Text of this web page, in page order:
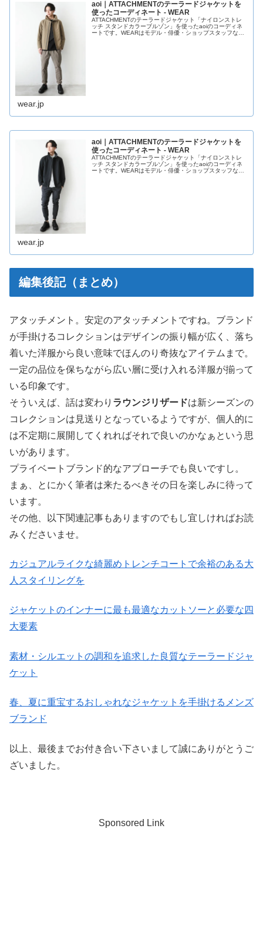
aoi｜ATTACHMENTのテーラードジャケットを
使ったコーディネート - WEAR
ATTACHMENTのテーラードジャケット「ナイロンストレ
ッチ スタンドカラーブルゾン」を使ったaoiのコーディネ
ートです。WEARはモデル・俳優・ショップスタッフなど
wear.jp
aoi｜ATTACHMENTのテーラードジャケットを
使ったコーディネート - WEAR
ATTACHMENTのテーラードジャケット「ナイロンストレ
ッチ スタンドカラーブルゾン」を使ったaoiのコーディネ
ートです。WEARはモデル・俳優・ショップスタッフなど
wear.jp
編集後記（まとめ）
アタッチメント。安定のアタッチメントですね。ブランド
が手掛けるコレクションはデザインの振り幅が広く、落ち
着いた洋服から良い意味でほんのり奇抜なアイテムまで。
一定の品位を保ちながら広い層に受け入れる洋服が揃って
いる印象です。
そういえば、話は変わり ラウンジリザードは新シーズンの
コレクションは見送りとなっているようですが、個人的に
は不定期に展開してくれればそれで良いのかなぁという思
いがあります。
プライベートブランド的なアプローチでも良いですし。
まぁ、とにかく筆者は来たるべきその日を楽しみに待って
います。
その他、以下関連記事もありますのでもし宜しければお読
みくださいませ。
カジュアルライクな綺麗めトレンチコートで余裕のある大
人スタイリングを
ジャケットのインナーに最も最適なカットソーと必要な四
大要素
素材・シルエットの調和を追求した良質なテーラードジャ
ケット
春、夏に重宝するおしゃれなジャケットを手掛けるメンズ
ブランド
以上、最後までお付き合い下さいまして誠にありがとうご
ざいました。
Sponsored Link